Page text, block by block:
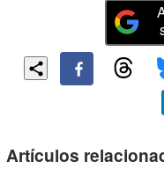
Artículos